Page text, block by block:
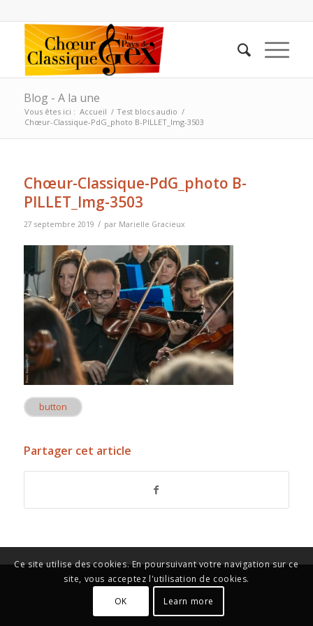
Blog - A la une
Vous êtes ici : Accueil / Test blocs audio /
Chœur-Classique-PdG_photo B-PILLET_Img-3503
Chœur-Classique-PdG_photo B-
PILLET_Img-3503
27 septembre 2019 / par Marielle Gracieux
button
Partager cet article
Ce site utilise des cookies. En poursuivant votre navigation sur ce
site, vous acceptez l'utilisation de cookies.
OK
Learn more